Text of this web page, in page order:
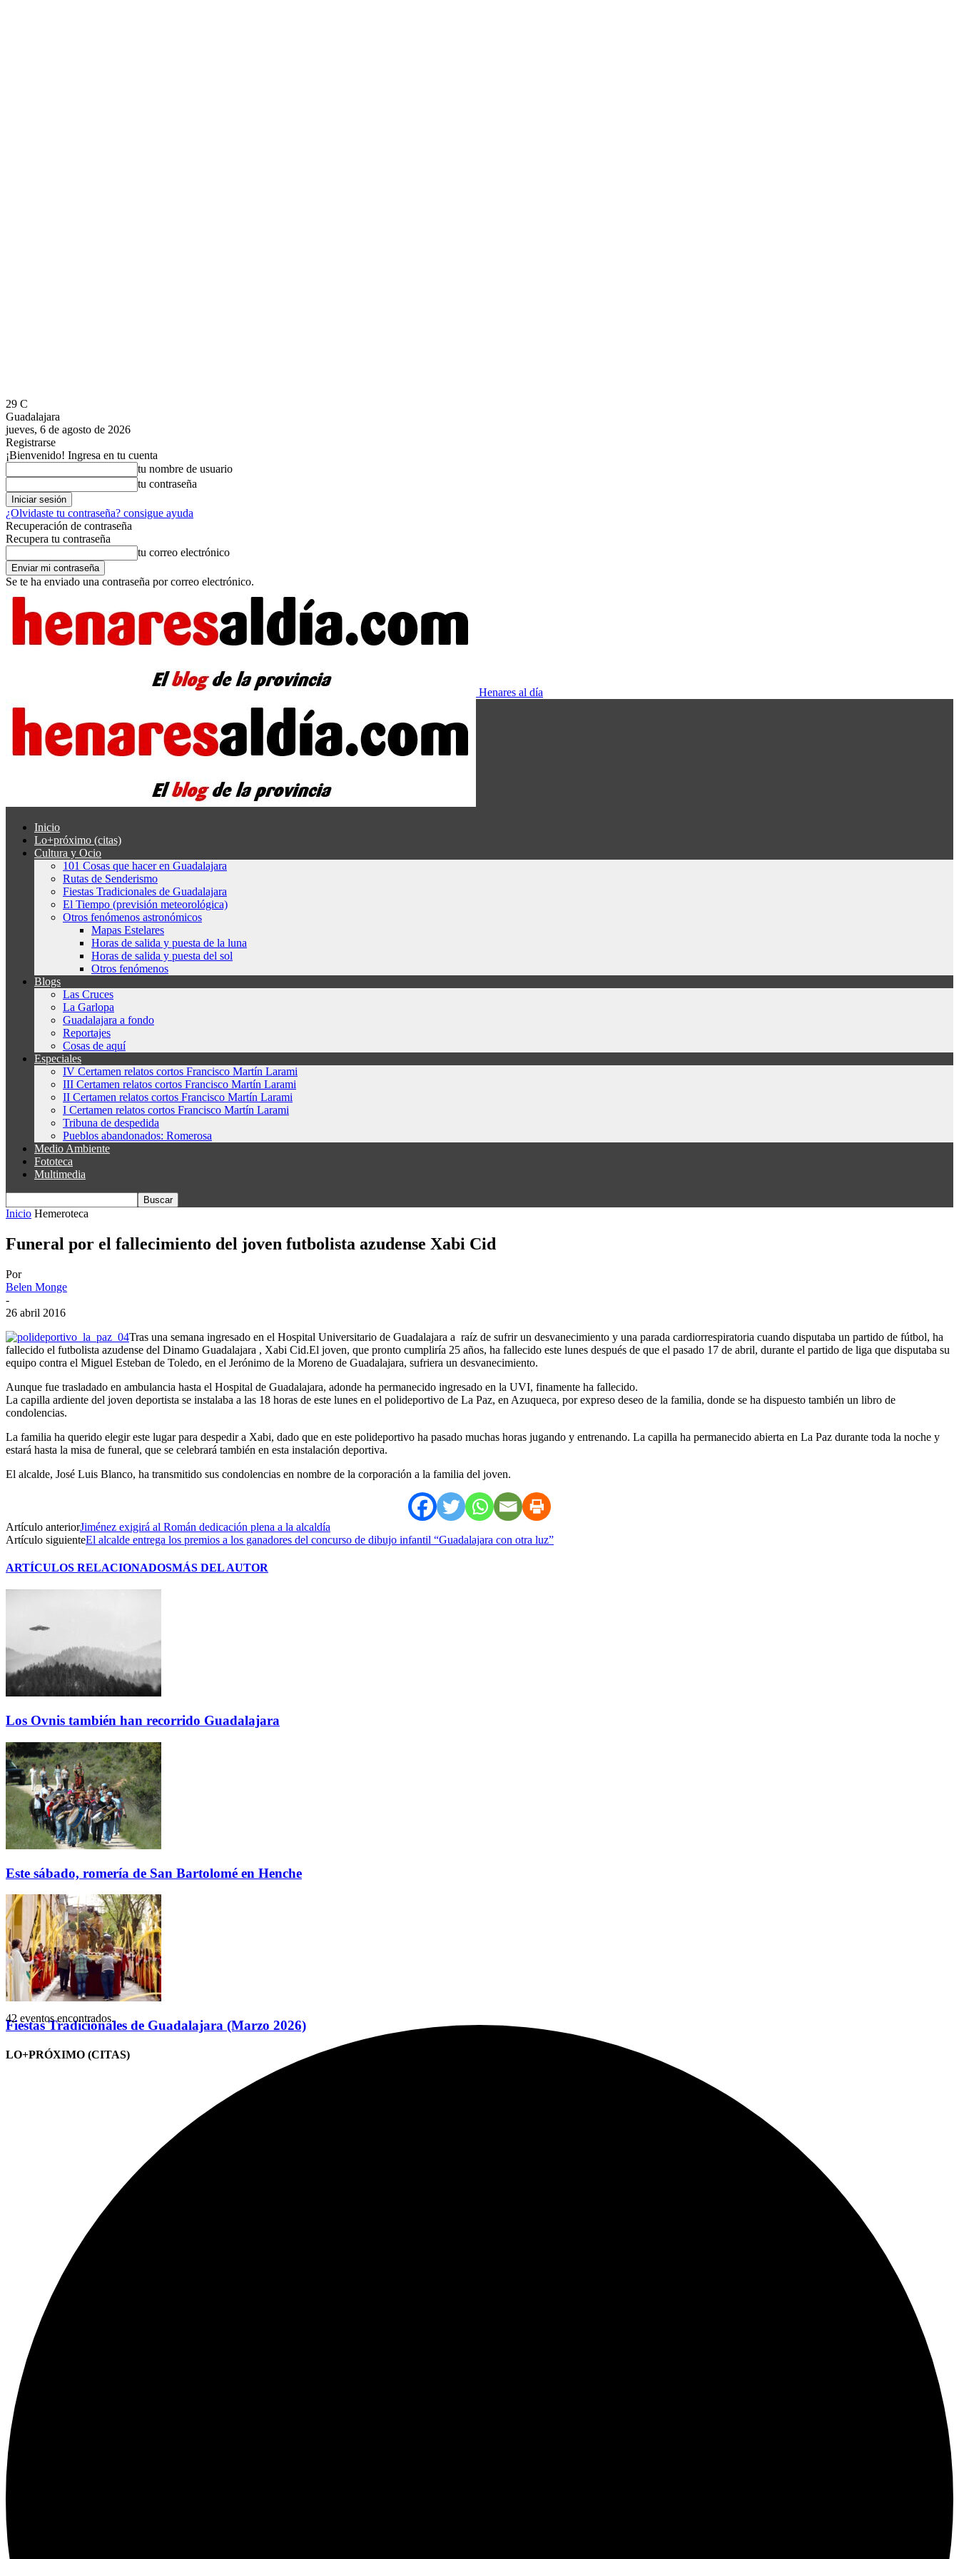
29 C
Guadalajara
jueves, 6 de agosto de 2026
Registrarse
¡Bienvenido! Ingresa en tu cuenta
tu nombre de usuario
tu contraseña
¿Olvidaste tu contraseña? consigue ayuda
Recuperación de contraseña
Recupera tu contraseña
tu correo electrónico
Se te ha enviado una contraseña por correo electrónico.
Henares al día
Inicio
Lo+próximo (citas)
Cultura y Ocio
101 Cosas que hacer en Guadalajara
Rutas de Senderismo
Fiestas Tradicionales de Guadalajara
El Tiempo (previsión meteorológica)
Otros fenómenos astronómicos
Mapas Estelares
Horas de salida y puesta de la luna
Horas de salida y puesta del sol
Otros fenómenos
Blogs
Las Cruces
La Garlopa
Guadalajara a fondo
Reportajes
Cosas de aquí
Especiales
IV Certamen relatos cortos Francisco Martín Larami
III Certamen relatos cortos Francisco Martín Larami
II Certamen relatos cortos Francisco Martín Larami
I Certamen relatos cortos Francisco Martín Larami
Tribuna de despedida
Pueblos abandonados: Romerosa
Medio Ambiente
Fototeca
Multimedia
Inicio Hemeroteca
Funeral por el fallecimiento del joven futbolista azudense Xabi Cid
Por
Belen Monge
-
26 abril 2016
Tras una semana ingresado en el Hospital Universitario de Guadalajara a raíz de sufrir un desvanecimiento y una parada cardiorrespiratoria cuando disputaba un partido de fútbol, ha
fallecido el futbolista azudense del Dinamo Guadalajara , Xabi Cid.El joven, que pronto cumpliría 25 años, ha fallecido este lunes después de que el pasado 17 de abril, durante el partido de liga que disputaba su
equipo contra el Miguel Esteban de Toledo, en el Jerónimo de la Moreno de Guadalajara, sufriera un desvanecimiento.
Aunque fue trasladado en ambulancia hasta el Hospital de Guadalajara, adonde ha permanecido ingresado en la UVI, finamente ha fallecido.
La capilla ardiente del joven deportista se instalaba a las 18 horas de este lunes en el polideportivo de La Paz, en Azuqueca, por expreso deseo de la familia, donde se ha dispuesto también un libro de
condolencias.
La familia ha querido elegir este lugar para despedir a Xabi, dado que en este polideportivo ha pasado muchas horas jugando y entrenando. La capilla ha permanecido abierta en La Paz durante toda la noche y
estará hasta la misa de funeral, que se celebrará también en esta instalación deportiva.
El alcalde, José Luis Blanco, ha transmitido sus condolencias en nombre de la corporación a la familia del joven.
Artículo anteriorJiménez exigirá al Román dedicación plena a la alcaldía
Artículo siguienteEl alcalde entrega los premios a los ganadores del concurso de dibujo infantil “Guadalajara con otra luz”
ARTÍCULOS RELACIONADOSMÁS DEL AUTOR
Los Ovnis también han recorrido Guadalajara
Este sábado, romería de San Bartolomé en Henche
Fiestas Tradicionales de Guadalajara (Marzo 2026)
LO+PRÓXIMO (CITAS)
42 eventos encontrados.